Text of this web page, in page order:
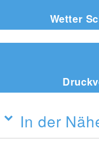
Wetter
In der